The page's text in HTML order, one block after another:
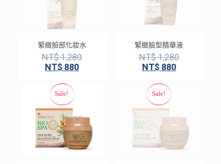
緊緻臉部化妝水
NT$1,280
NT$ 880
緊緻臉型精華液
NT$1,280
NT$880